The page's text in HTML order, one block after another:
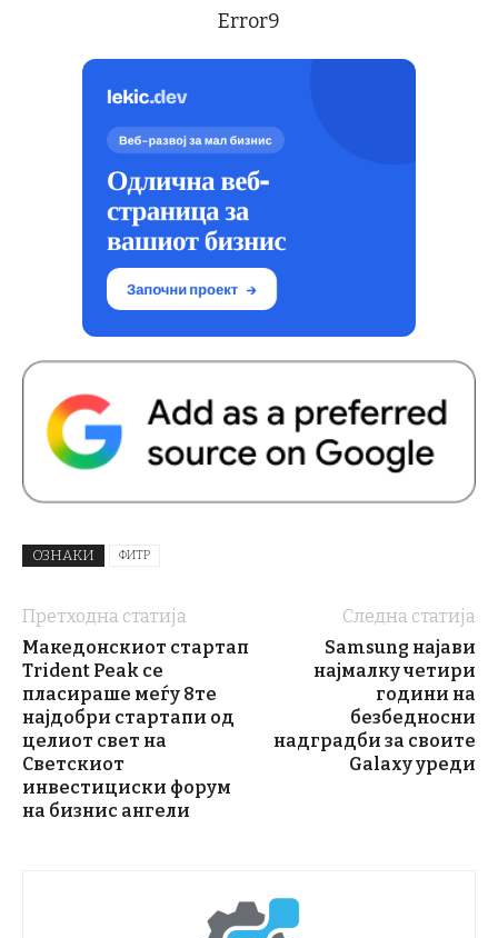
Error9
ОЗНАКИ ФИТР
Претходна статија
Македонскиот стартап
Trident Peak се
пласираше меѓу 8те
најдобри стартапи од
целиот свет на
Светскиот
инвестициски форум
на бизнис ангели
Следна статија
Samsung најави
најмалку четири
години на
безбедносни
надградби за своите
Galaxy уреди